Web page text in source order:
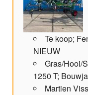
Te koop;
NIEUW
Gras/Hooi/
1250 T;
Martien